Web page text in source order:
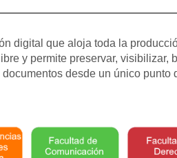
digital que aloja toda la
y permite preservar, visibilizar,
documentos desde un único punto